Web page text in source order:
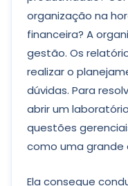
organização na
financeira? A
gestão. Os
realizar o
dúvidas. Para
abrir um
questões
como uma grande
Ela consegue